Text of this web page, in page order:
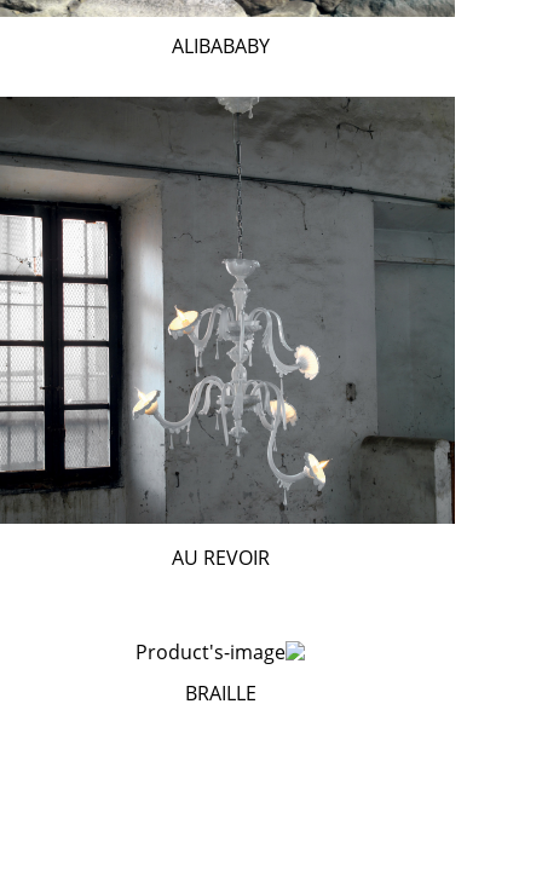
ALIBABABY
AU REVOIR
BRAILLE